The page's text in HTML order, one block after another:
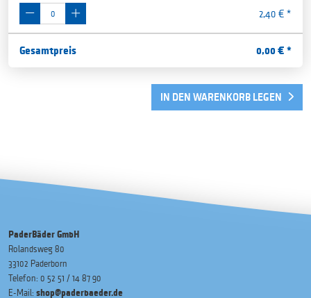
2,40 € *
Gesamtpreis 0,00€ *
IN DEN WARENKORB LEGEN
PaderBäder GmbH
Rolandsweg 80
33102 Paderborn
Telefon: 0 52 51 / 14 87 90
E-Mail: shop@paderbaeder.de